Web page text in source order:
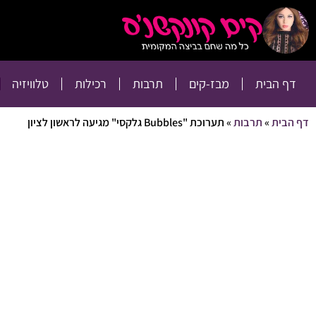
דף הבית מבז-קים תרבות רכילות טלוויזיה
דף הבית»תרבות»תערוכת "Bubbles גלקסי" מגיעה לראשון לציון